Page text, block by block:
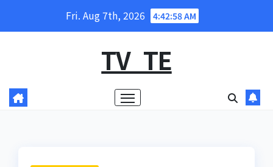
Fri. Aug 7th, 2026 4:42:59 AM
TV_TE